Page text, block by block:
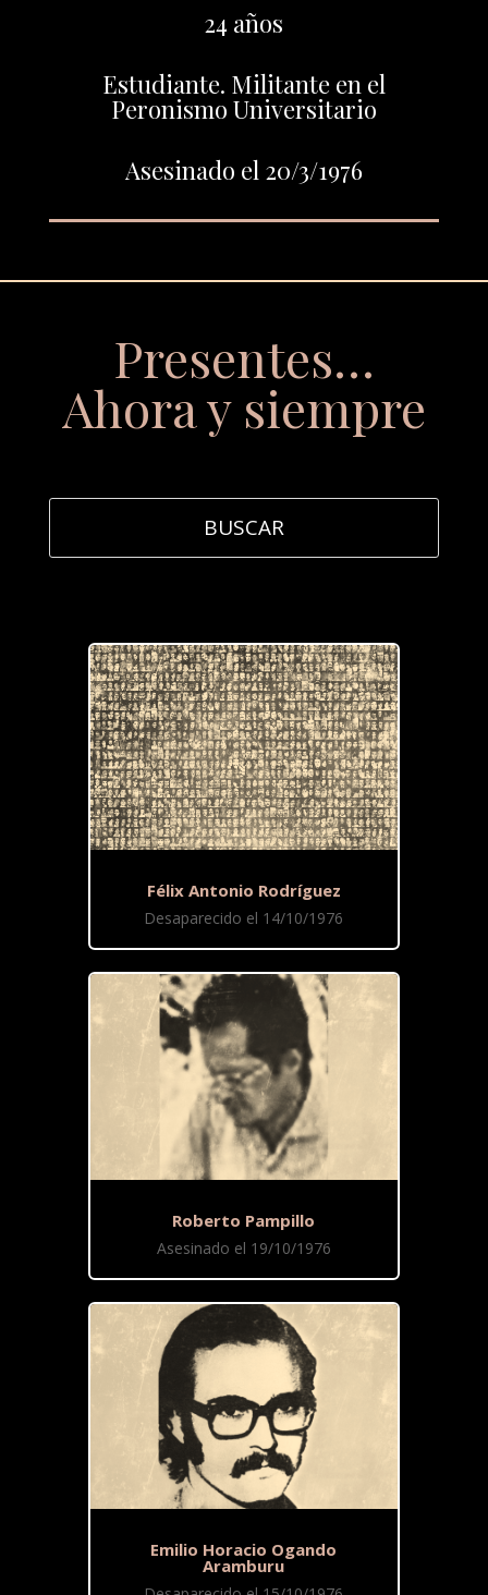
24 años
Estudiante. Militante en el
Peronismo Universitario
Asesinado el 20/3/1976
Presentes…
Ahora y siempre
Félix Antonio Rodríguez
Desaparecido el 14/10/1976
Roberto Pampillo
Asesinado el 19/10/1976
Emilio Horacio Ogando
Aramburu